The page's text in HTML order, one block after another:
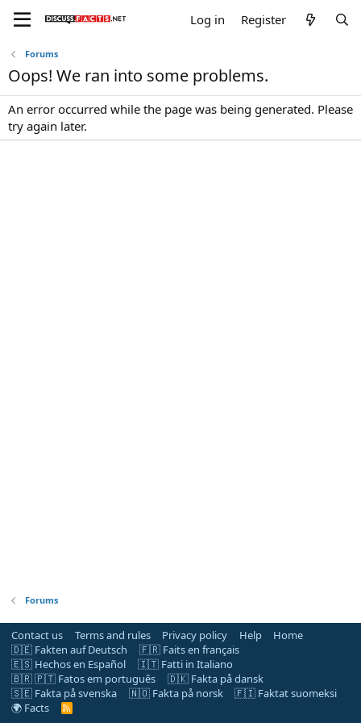
Log in Register
Forums
Oops! We ran into some problems.
An error occurred while the page was being generated. Please
try again later.
Forums
Contact us Terms and rules Privacy policy Help
Home
🇩🇪 Fakten auf Deutsch
🇫🇷 Faits en français
🇪🇸 Hechos en Español
🇮🇹 Fatti in Italiano
🇧🇷 🇵🇹 Fatos em português
🇩🇰 Fakta på dansk
🇸🇪 Fakta på svenska
🇳🇴 Fakta på norsk
🇫🇮 Faktat suomeksi
🌍 Facts
R